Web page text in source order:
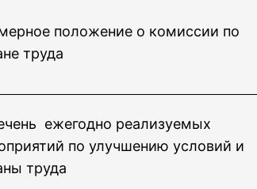
положение о комиссии по
труда
ежегодно реализуемых
по улучшению условий и
труда